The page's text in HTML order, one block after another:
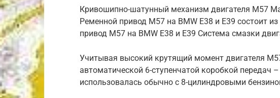
Кривошипно-шатунный механизм двигателя M57
Ременной привод M57 на BMW E38 и E39 состоит
привод M57 на BMW E38 и E39 Система смазки
Учитывая высокий крутящий момент двигателя
автоматической 6-ступенчатой коробкой передач
использовалась обычно с 8-цилиндровыми